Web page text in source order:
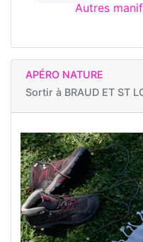
Autres
APÉRO NATURE
Sortir à BRAUD ET ST